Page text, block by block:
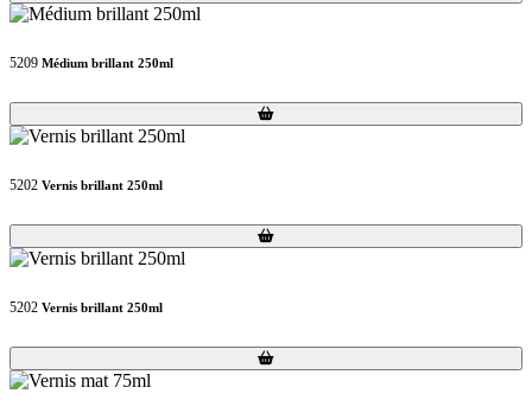
5209 Médium brillant 250ml
Loading...
Loading...
5202 Vernis brillant 250ml
Loading...
Loading...
5202 Vernis brillant 250ml
Loading...
Loading...